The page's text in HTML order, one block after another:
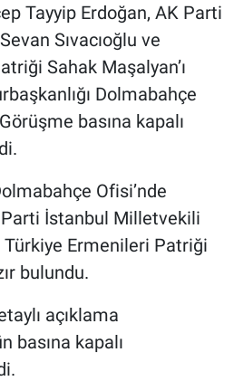
Tayyip Erdoğan, AK Parti
Sıvacıoğlu ve
Sahak Maşalyan’ı
Dolmabahçe
basına kapalı
Ofisi’nde
Parti İstanbul Milletvekili
Türkiye Ermenileri Patriği
bulundu.
açıklama
basına kapalı